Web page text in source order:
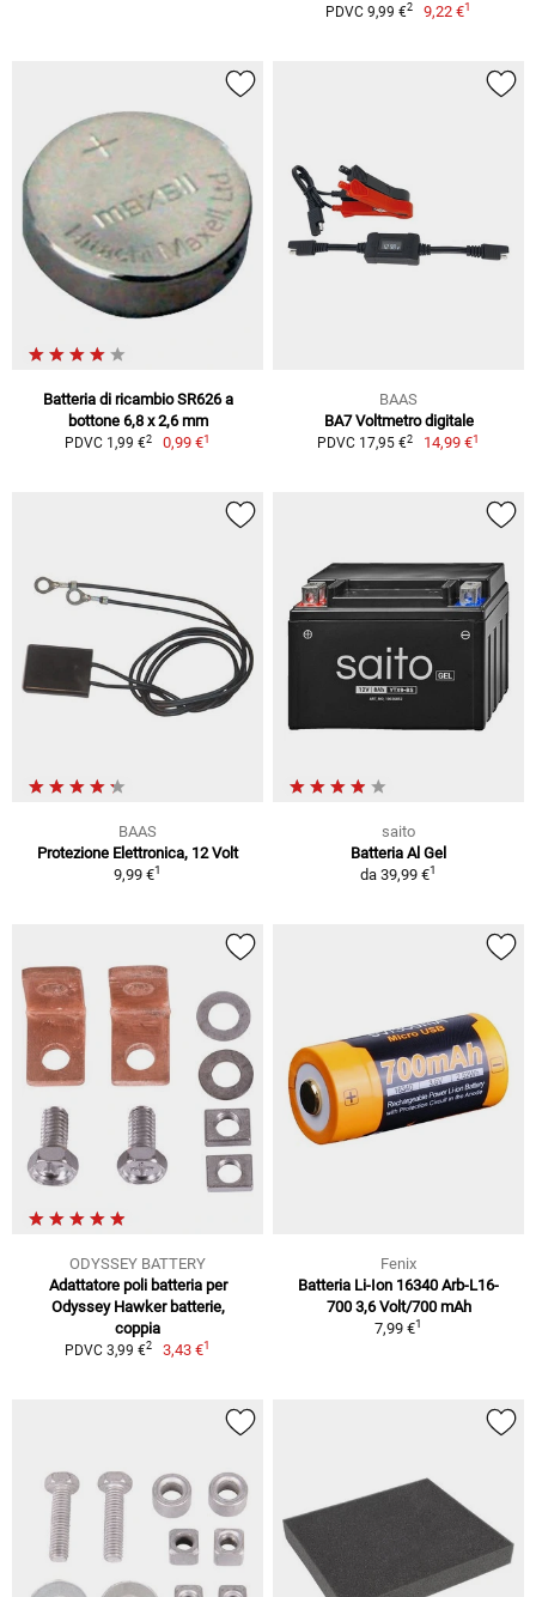
PDVC 9,99 €2 9,22 €1
Batteria di ricambio SR626 a
bottone 6,8 x 2,6 mm
PDVC 1,99 €2 0,99 €1
BAAS
BA7 Voltmetro digitale
PDVC 17,95 €2 14,99 €1
BAAS
Protezione Elettronica, 12 Volt
9,99 €1
saito
Batteria Al Gel
da 39,99 €1
ODYSSEY BATTERY
Adattatore poli batteria per
Odyssey Hawker batterie,
coppia
PDVC 3,99 €2 3,43 €1
Fenix
Batteria Li-Ion 16340 Arb-L16-
700 3,6 Volt/700 mAh
7,99 €1